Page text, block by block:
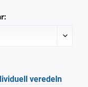
veredeln